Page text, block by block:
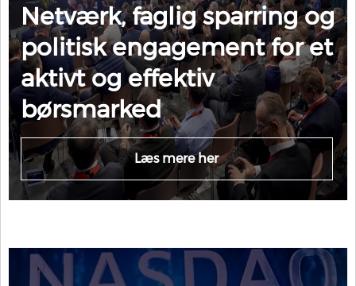
Netværk, faglig sparring og
politisk engagement for et
aktivt og effektiv
børsmarked
Læs mere her